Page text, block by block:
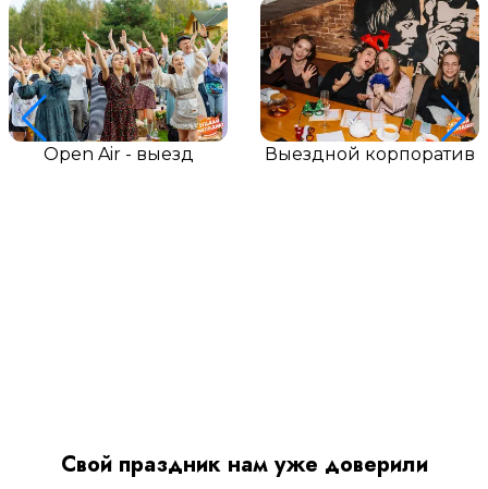
Open Air - выезд Выездной корпоратив
Свой праздник нам уже доверили